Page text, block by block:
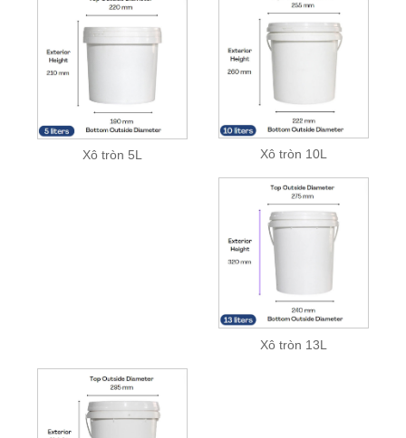
Xô tròn 5L Xô tròn 10L
Xô tròn 13L